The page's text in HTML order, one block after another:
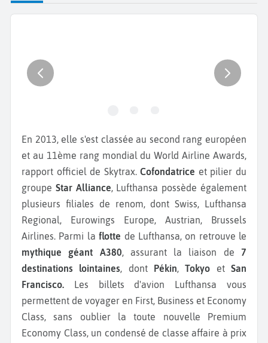
En 2013, elle s'est classée au second rang européen
et au 11ème rang mondial du World Airline Awards,
rapport officiel de Skytrax.Cofondatrice et pilier du
groupe Star Alliance, Lufthansa possède également
plusieurs filiales de renom, dont Swiss, Lufthansa
Regional, Eurowings Europe, Austrian, Brussels
Airlines. Parmi laflotte de Lufthansa, on retrouve le
mythique géant A380, assurant la liaison de7
destinations lointaines, dont Pékin,Tokyo etSan
Francisco. Les billets d'avion Lufthansa vous
permettent de voyager en First, Business et Economy
Class, sans oublier la toute nouvelle Premium
Economy Class, un condensé de classe affaire à prix